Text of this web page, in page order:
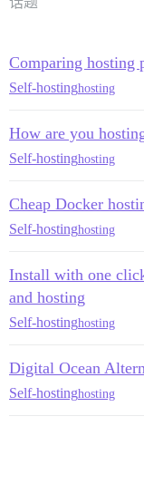
Comparing hosting
Self-hostinghosting
How are you
Self-hostinghosting
Cheap Docker
Self-hostinghosting
Install with one
and hosting
Self-hostinghosting
Digital Ocean
Self-hostinghosting